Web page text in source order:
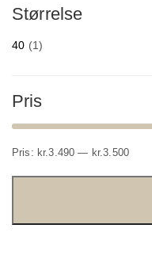
Størrelse
40 (1)
Pris
Mindste
Højeste
Pris: kr.3.490 — kr.3.500